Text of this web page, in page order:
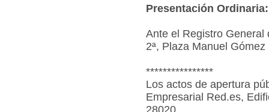
Presentación Ordinaria:
Ante el Registro General
2ª, Plaza Manuel
****************
Los actos de apertura
Empresarial Red.es,
28020